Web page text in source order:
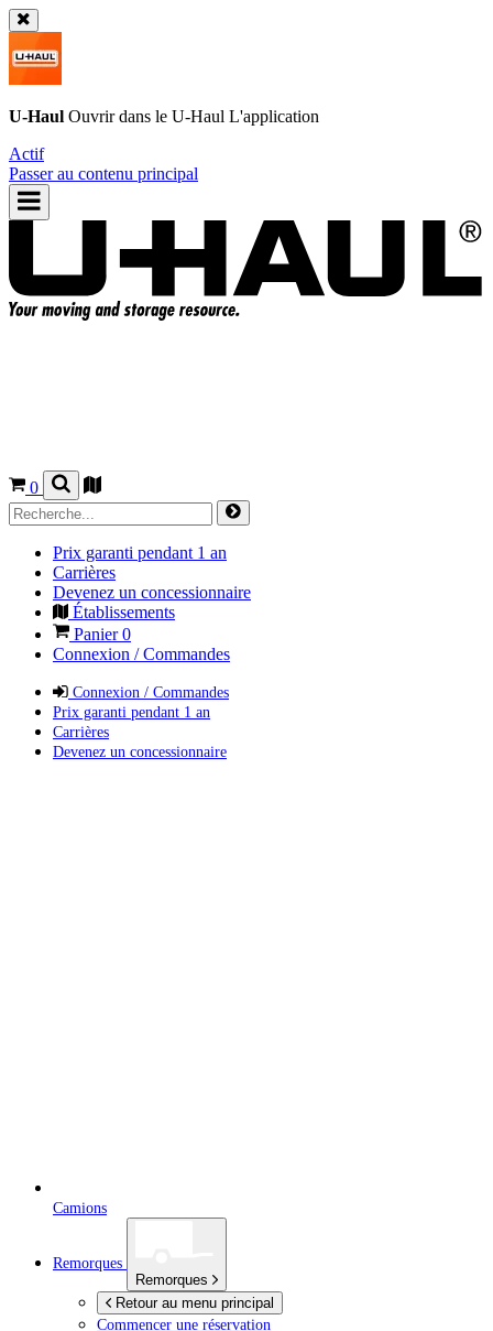
U-Haul Ouvrir dans le U-Haul L'application
Actif
Passer au contenu principal
0
Prix garanti pendant 1 an
Carrières
Devenez un concessionnaire
Établissements
Panier0
Connexion / Commandes
Connexion / Commandes
Prix garanti pendant 1 an
Carrières
Devenez un concessionnaire
Camions
Remorques
Remorques
Retour au menu principal
Commencer une réservation